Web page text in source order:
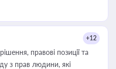
+12
правові позиції та
з прав людини, які